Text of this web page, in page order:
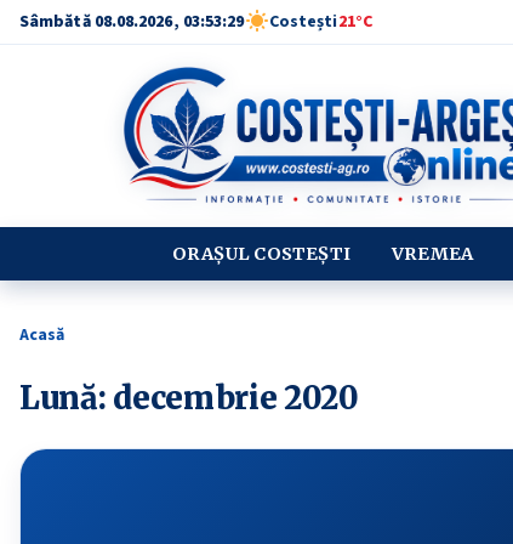
Sâmbătă 08.08.2026, 03:53:30 Costești21°C
ORAȘUL COSTEȘTI VREMEA
Acasă
Lună: decembrie 2020